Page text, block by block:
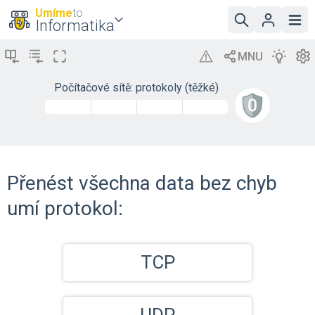
Umímeto
Informatika
Počítačové sítě: protokoly (těžké)
Přenést všechna data bez chyb
umí protokol:
TCP